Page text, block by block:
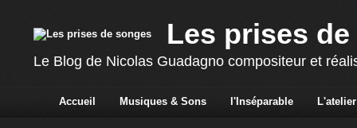
Les prises
Le Blog de Nicolas Guadagno compositeur et
Accueil Musiques & Sons l'Inséparable L'atelier